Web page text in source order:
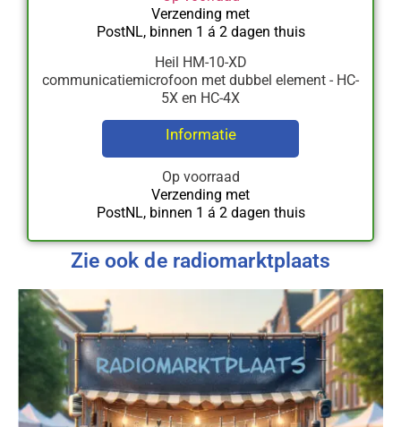
Verzending met
PostNL, binnen 1 á 2 dagen thuis
Heil HM-10-XD
communicatiemicrofoon met dubbel element - HC-
5X en HC-4X
Informatie
Op voorraad
Verzending met
PostNL, binnen 1 á 2 dagen thuis
Zie ook de radiomarktplaats